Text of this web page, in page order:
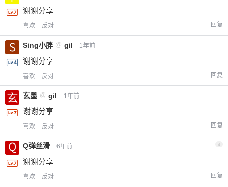
谢谢分享
喜欢 反对 回复
Sing小胖 @ gil 1年前
谢谢分享
喜欢 反对 回复
玄墨 @ gil 1年前
谢谢分享
喜欢 反对 回复
Q弹丝滑 6年前 4
谢谢分享
喜欢 反对 回复